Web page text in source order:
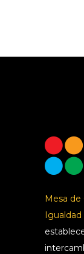
Mesa de
Igualdad